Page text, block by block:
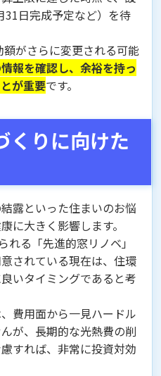
31日完成予定など）を待
がさらに変更される可能
報を確認し、余裕を持っ
が重要です。
くりに向けた
露といった住まいのお悩
に大きく影響します。
る「先進的窓リノベ」
されている現在は、住環
いタイミングであると考
費用面から一見ハードル
が、長期的な光熱費の削
すれば、非常に投資対効